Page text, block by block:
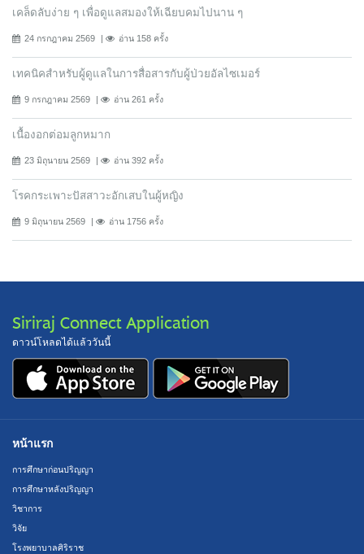
เคล็ดลับง่าย ๆ เพื่อดูแลสมองให้เฉียบคมไปนาน ๆ
24 กรกฎาคม 2569 อ่าน 158 ครั้ง
เทคนิคสำหรับผู้ดูแลในการสื่อสารกับผู้ป่วยอัลไซเมอร์
9 กรกฎาคม 2569 อ่าน 261 ครั้ง
เนื้องอกต่อมลูกหมาก
23 มิถุนายน 2569 อ่าน 392 ครั้ง
โรคกระเพาะปัสสาวะอักเสบในผู้หญิง
9 มิถุนายน 2569 อ่าน 1756 ครั้ง
Siriraj Connect Application
ดาวน์โหลดได้แล้ววันนี้
หน้าแรก
การศึกษาก่อนปริญญา
การศึกษาหลังปริญญา
วิชาการ
วิจัย
โรงพยาบาลศิริราช